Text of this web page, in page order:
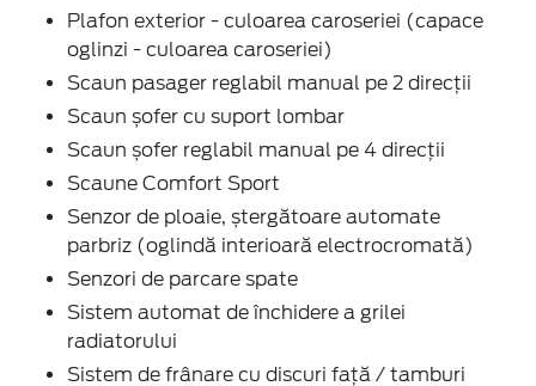
Plafon exterior - culoarea caroseriei (capace
oglinzi - culoarea caroseriei)
Scaun pasager reglabil manual pe 2 direcții
Scaun șofer cu suport lombar
Scaun șofer reglabil manual pe 4 direcții
Scaune Comfort Sport
Senzor de ploaie, ștergătoare automate
parbriz (oglindă interioară electrocromată)
Senzori de parcare spate
Sistem automat de închidere a grilei
radiatorului
Sistem de frânare cu discuri față / tamburi